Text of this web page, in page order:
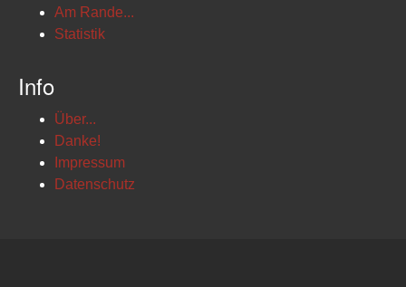
Am Rande...
Statistik
Info
Über...
Danke!
Impressum
Datenschutz